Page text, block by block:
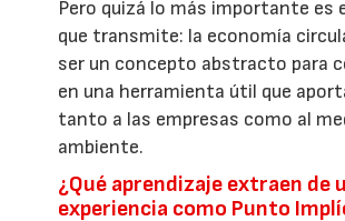
Pero quizá lo más importante es
que transmite: la economía
ser un concepto abstracto para
en una herramienta útil que
tanto a las empresas como al
ambiente.
¿Qué aprendizaje extraen de
experiencia como Punto